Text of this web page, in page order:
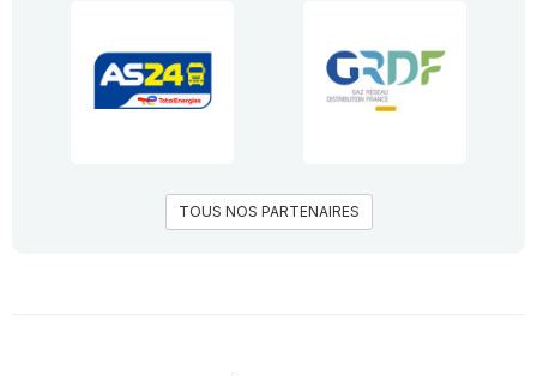
TOUS NOS PARTENAIRES